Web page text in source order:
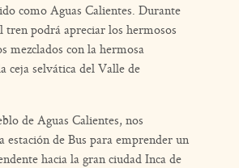
como Aguas Calientes. Durante
tren podrá apreciar los hermosos
mezclados con la hermosa
ceja selvática del Valle de
de Aguas Calientes, nos
estación de Bus para emprender un
hacia la gran ciudad Inca de